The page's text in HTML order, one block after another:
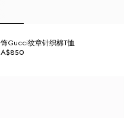
饰Gucci纹章针织棉T恤
A$850